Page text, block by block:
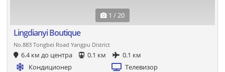
1 / 20
Lingdianyi Boutique
No.883 Tongbei Road Yangpu District
6.4 км до центра 0.1 км
0.1 км
Кондиционер
Телевизор